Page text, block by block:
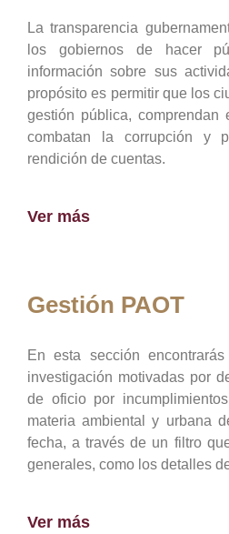
La transparencia
los gobiernos de hacer
información sobre sus
propósito es permitir que los
gestión pública, comprendan
combatan la corrupción y
rendición de cuentas.
Ver más
Gestión PAOT
En esta sección
investigación motivadas por
de oficio por
materia ambiental y urbana
fecha, a través de un filtro
generales, como los detalles
Ver más